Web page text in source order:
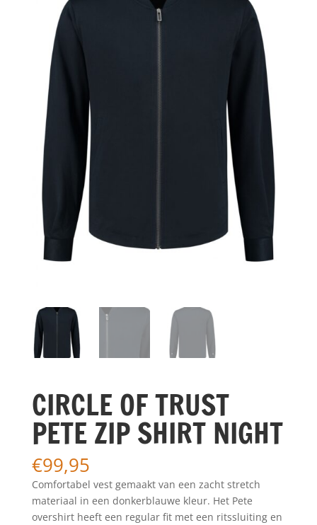
CIRCLE OF TRUST
PETE ZIP SHIRT NIGHT
€99,95
Comfortabel vest gemaakt van een zacht stretch
materiaal in een donkerblauwe kleur. Het Pete
overshirt heeft een regular fit met een ritssluiting en